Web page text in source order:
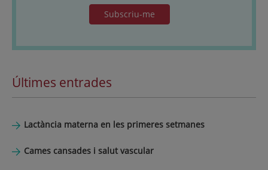
Subscriu-me
Últimes entrades
Lactància materna en les primeres setmanes
Cames cansades i salut vascular